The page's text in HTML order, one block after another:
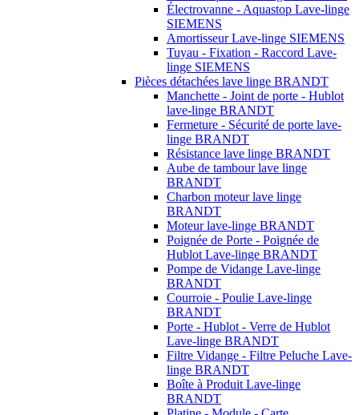
Électrovanne - Aquastop Lave-linge
SIEMENS
Amortisseur Lave-linge SIEMENS
Tuyau - Fixation - Raccord Lave-
linge SIEMENS
Pièces détachées lave linge BRANDT
Manchette - Joint de porte - Hublot
lave-linge BRANDT
Fermeture - Sécurité de porte lave-
linge BRANDT
Résistance lave linge BRANDT
Aube de tambour lave linge
BRANDT
Charbon moteur lave linge
BRANDT
Moteur lave-linge BRANDT
Poignée de Porte - Poignée de
Hublot Lave-linge BRANDT
Pompe de Vidange Lave-linge
BRANDT
Courroie - Poulie Lave-linge
BRANDT
Porte - Hublot - Verre de Hublot
Lave-linge BRANDT
Filtre Vidange - Filtre Peluche Lave-
linge BRANDT
Boîte à Produit Lave-linge
BRANDT